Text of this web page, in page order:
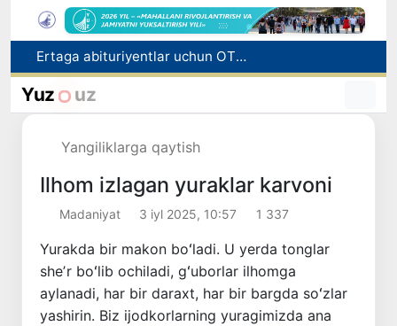
Ertaga abituriyentlar uchun OTM va yo‘nalish tanlash yakunlanadi
Germaniyada og‘ir ahvolga tushgan vatandosh O‘zbekistonga qaytarildi
Yuz uz
Yangiliklarga qaytish
Ilhom izlagan yuraklar karvoni
Madaniyat 3 iyl 2025, 10:57 1 337
Yurakda bir makon boʻladi. U yerda tonglar
sheʼr boʻlib ochiladi, gʻuborlar ilhomga
aylanadi, har bir daraxt, har bir bargda soʻzlar
yashirin. Biz ijodkorlarning yuragimizda ana